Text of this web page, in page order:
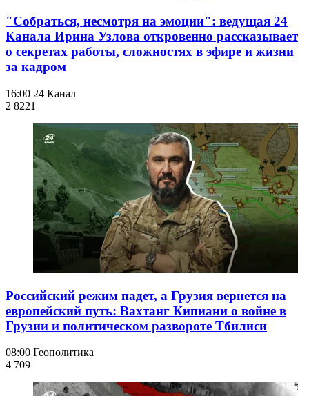
"Собраться, несмотря на эмоции": ведущая 24
Канала Ирина Узлова откровенно рассказывает
о секретах работы, сложностях в эфире и жизни
за кадром
16:00 24 Канал
2 8221
Российский режим падет, а Грузия вернется на
европейский путь: Вахтанг Кипиани о войне в
Грузии и политическом развороте Тбилиси
08:00 Геополитика
4 709